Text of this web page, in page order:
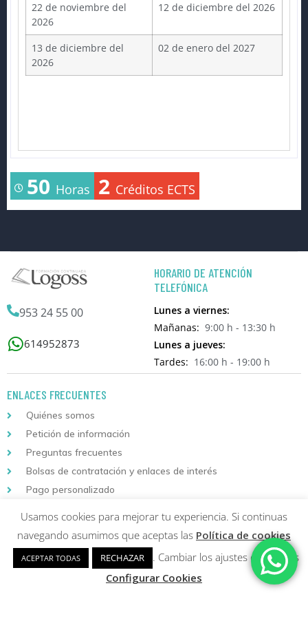
22 de noviembre del
2026
12 de diciembre del 2026
13 de diciembre del
2026
02 de enero del 2027
50 Horas 2 Créditos ECTS
953 24 55 00
614952873
HORARIO DE ATENCIÓN
TELEFÓNICA
Lunes a viernes:
Mañanas: 9:00 h - 13:30 h
Lunes a jueves:
Tardes: 16:00 h - 19:00 h
ENLACES FRECUENTES
Quiénes somos
Petición de información
Preguntas frecuentes
Bolsas de contratación y enlaces de interés
Pago personalizado
INFORMACIÓN DE COMPRA
Localizador de envíos
Instrucciones de matriculación
Usamos cookies para mejorar tu experiencia. Si continuas
navegando asumimos que aceptas las Política de cookies
ACEPTAR TODAS RECHAZAR
. Cambiar los ajustes de cookies
Configurar Cookies